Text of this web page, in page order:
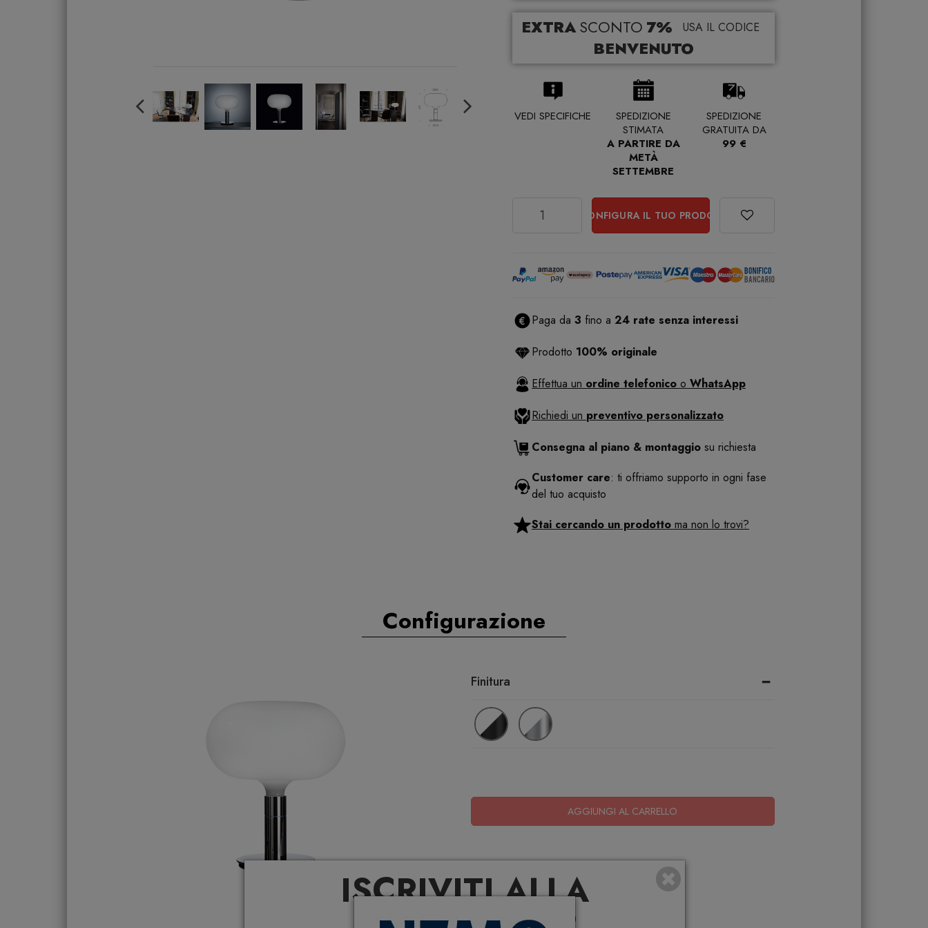
ISCRIVITI ALLA
EXTRA SCONTO 7% USA IL CODICE
BENVENUTO
VEDI SPECIFICHE
SPEDIZIONE
STIMATA
A PARTIRE DA
METÀ
SETTEMBRE
SPEDIZIONE
GRATUITA DA
99 €
CONFIGURA IL TUO PRODOTTO
Paga da 3 fino a 24 rate senza interessi
Prodotto 100% originale
Effettua un ordine telefonico o WhatsApp
Richiedi un preventivo personalizzato
Consegna al piano & montaggio su richiesta
Customer care: ti offriamo supporto in ogni fase
del tuo acquisto
Stai cercando un prodotto ma non lo trovi?
Configurazione
Finitura -
AGGIUNGI AL CARRELLO